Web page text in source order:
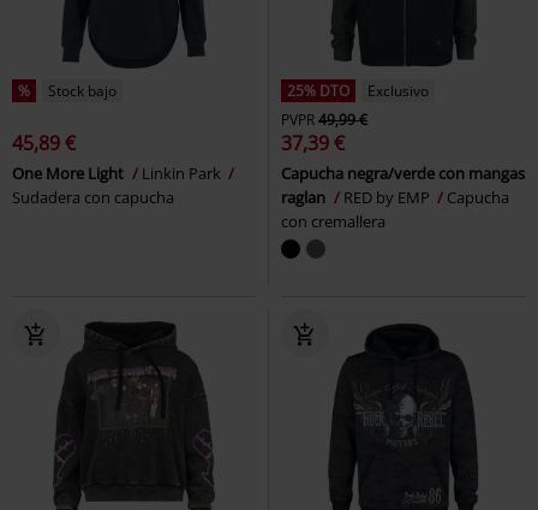
% Stock bajo
45,89 €
One More Light
Linkin Park
Sudadera con capucha
25% DTO
Exclusivo
PVPR49,99 €
37,39 €
Capucha negra/verde con mangas
raglan
RED by EMP
Capucha
con cremallera